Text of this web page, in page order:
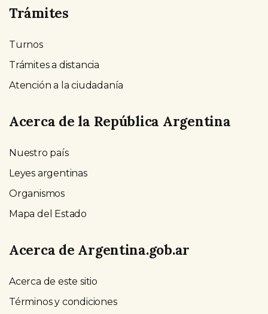
Trámites
Turnos
Trámites a distancia
Atención a la ciudadanía
Acerca de la República Argentina
Nuestro país
Leyes argentinas
Organismos
Mapa del Estado
Acerca de Argentina.gob.ar
Acerca de este sitio
Términos y condiciones